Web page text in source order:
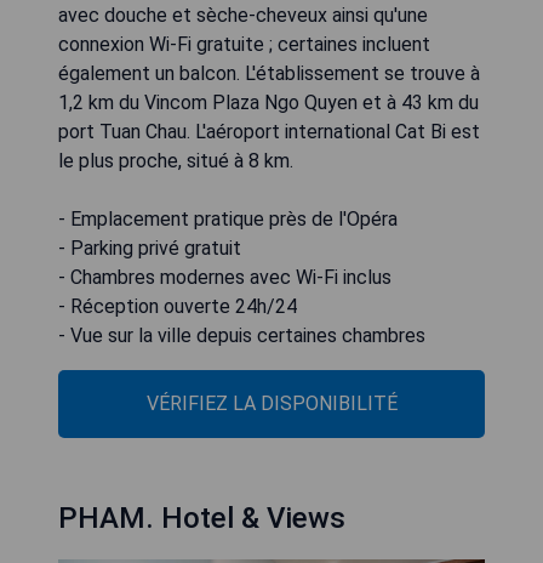
avec douche et sèche-cheveux ainsi qu'une
connexion Wi-Fi gratuite ; certaines incluent
également un balcon. L'établissement se trouve à
1,2 km du Vincom Plaza Ngo Quyen et à 43 km du
port Tuan Chau. L'aéroport international Cat Bi est
le plus proche, situé à 8 km.
- Emplacement pratique près de l'Opéra
- Parking privé gratuit
- Chambres modernes avec Wi-Fi inclus
- Réception ouverte 24h/24
- Vue sur la ville depuis certaines chambres
VÉRIFIEZ LA DISPONIBILITÉ
PHAM. Hotel & Views